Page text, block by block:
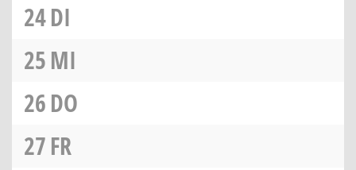
24DI
25MI
26DO
27FR